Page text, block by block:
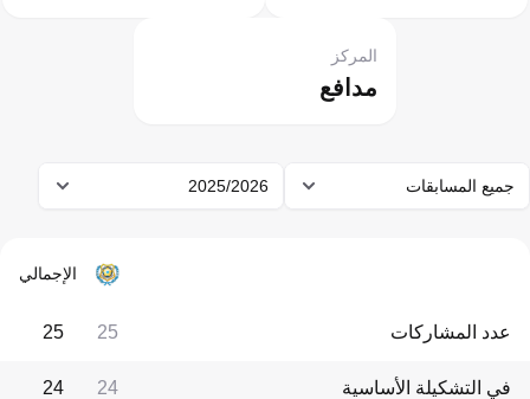
مدافع
المركز
جميع المسابقات 2025/2026
الإجمالي
عدد المشاركات 25
25
في التشكيلة الأساسية 24
24